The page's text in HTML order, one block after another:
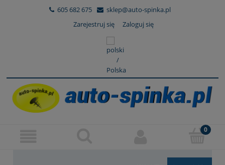
605 682 675
sklep@auto-spinka.pl
Zarejestruj się
Zaloguj się